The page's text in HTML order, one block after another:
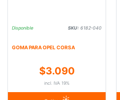
Disponible SKU: 6182-040
GOMA PARA OPEL CORSA
$3.090
incl. IVA 19%